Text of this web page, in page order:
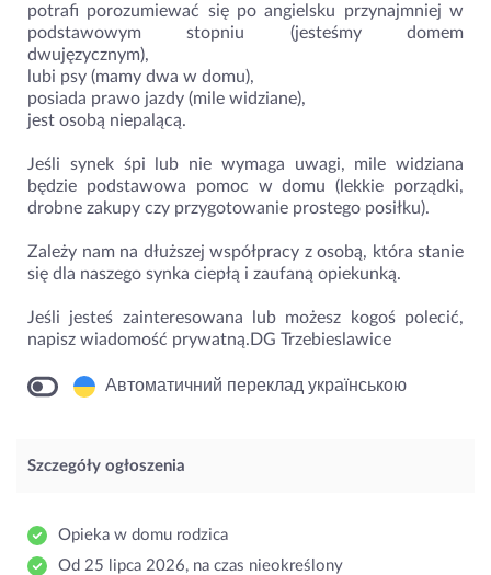
potrafi porozumiewać się po angielsku przynajmniej w
podstawowym stopniu (jesteśmy domem
dwujęzycznym),
lubi psy (mamy dwa w domu),
posiada prawo jazdy (mile widziane),
jest osobą niepalącą.
Jeśli synek śpi lub nie wymaga uwagi, mile widziana
będzie podstawowa pomoc w domu (lekkie porządki,
drobne zakupy czy przygotowanie prostego posiłku).
Zależy nam na dłuższej współpracy z osobą, która stanie
się dla naszego synka ciepłą i zaufaną opiekunką.
Jeśli jesteś zainteresowana lub możesz kogoś polecić,
napisz wiadomość prywatną.DG Trzebieslawice
Автоматичний переклад українською
Szczegóły ogłoszenia
Opieka w domu rodzica
Od 25 lipca 2026, na czas nieokreślony